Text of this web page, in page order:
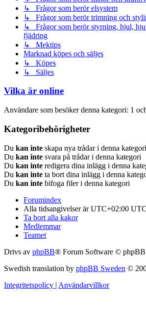
↳ Frågor som berör elsystem
↳ Frågor som berör trimning och
↳ Frågor som berör styrning, hjul,
fjädring
↳ Mektips
Marknad köpes och säljes
↳ Köpes
↳ Säljes
Vilka är online
Användare som besöker denna kategori: 1
Kategoribehörigheter
Du kan inte skapa nya trådar i denna kategori
Du kan inte svara på trådar i denna kategori
Du kan inte redigera dina inlägg i denna
Du kan inte ta bort dina inlägg i denna
Du kan inte bifoga filer i denna kategori
Forumindex
Alla tidsangivelser är UTC+02:00
Ta bort alla kakor
Medlemmar
Teamet
Drivs av phpBB® Forum Software ©
Swedish translation by phpBB Sweden ©
Integritetspolicy | Användarvillkor